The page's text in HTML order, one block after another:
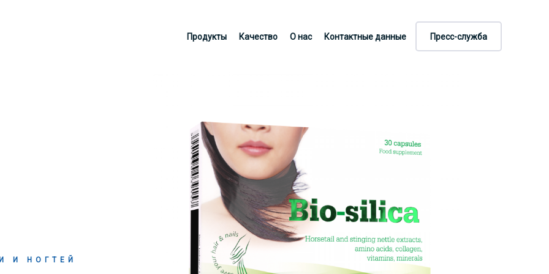
w oparciu o wyselekcjonowane surowce i najnowocześniejsze technologie. Nasze produkty to skuteczne odchudzanie
Продукты Качество О нас Контактные данные Пресс-служба
И НОГТЕЙ